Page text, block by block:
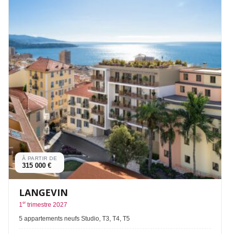
À PARTIR DE
315 000 €
LANGEVIN
1 ertrimestre 2027
5 appartements neufs Studio, T3, T4, T5